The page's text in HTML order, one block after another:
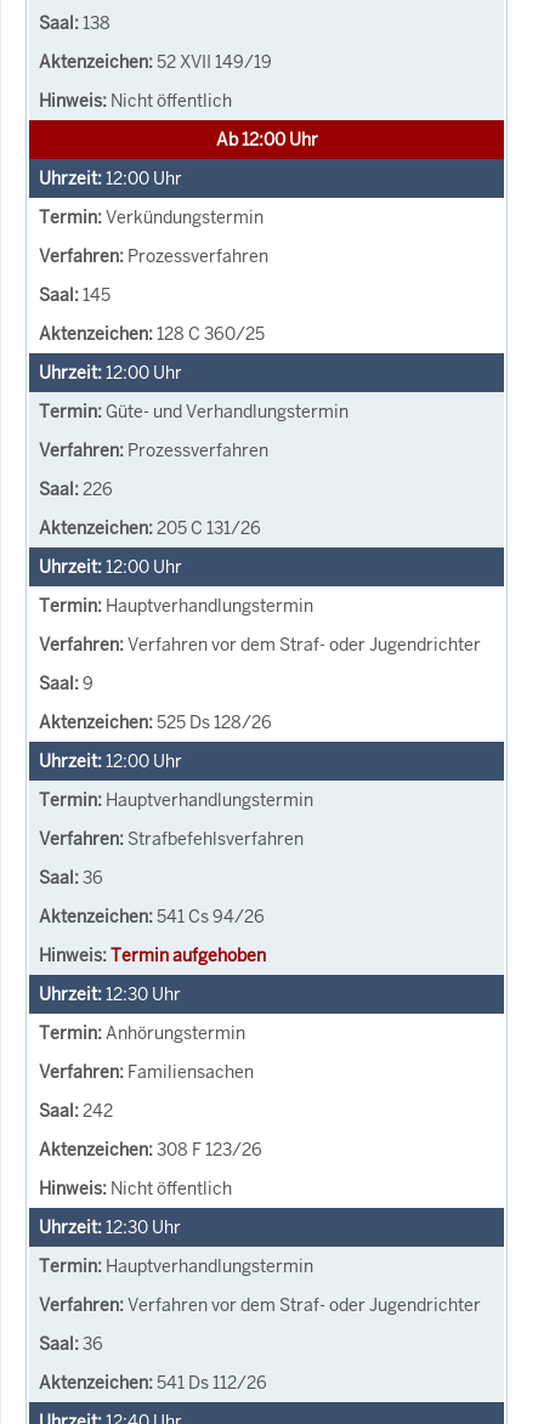
138
52 XVII 149/19
Nicht öffentlich
Ab 12:00 Uhr
12:00 Uhr
Verkündungstermin
Prozessverfahren
145
128 C 360/25
12:00 Uhr
Güte- und Verhandlungstermin
Prozessverfahren
226
205 C 131/26
12:00 Uhr
Hauptverhandlungstermin
Verfahren vor dem Straf- oder Jugendrichter
9
525 Ds 128/26
12:00 Uhr
Hauptverhandlungstermin
Strafbefehlsverfahren
36
541 Cs 94/26
Termin aufgehoben
12:30 Uhr
Anhörungstermin
Familiensachen
242
308 F 123/26
Nicht öffentlich
12:30 Uhr
Hauptverhandlungstermin
Verfahren vor dem Straf- oder Jugendrichter
36
541 Ds 112/26